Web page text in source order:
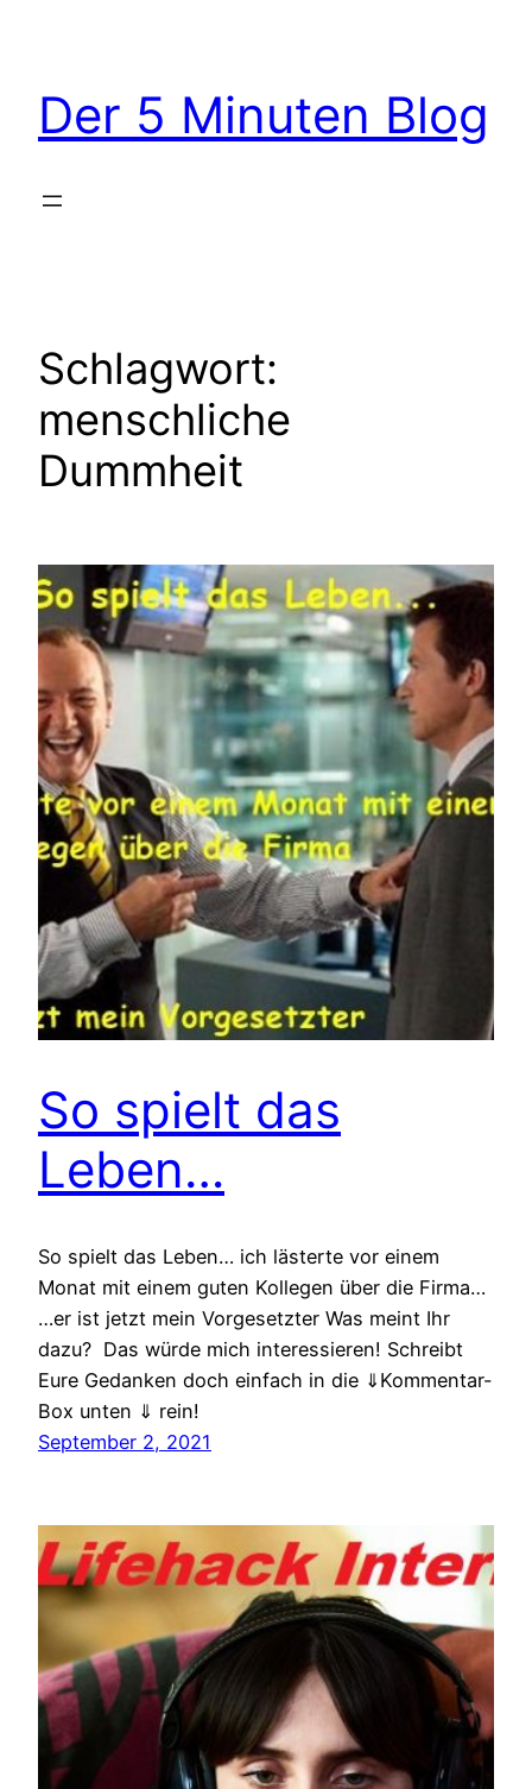
Der 5 Minuten Blog
Schlagwort:
menschliche
Dummheit
So spielt das
Leben…
So spielt das Leben… ich lästerte vor einem
Monat mit einem guten Kollegen über die Firma…
…er ist jetzt mein Vorgesetzter Was meint Ihr
dazu? Das würde mich interessieren! Schreibt
Eure Gedanken doch einfach in die ⇓Kommentar-
Box unten ⇓ rein!
September 2, 2021